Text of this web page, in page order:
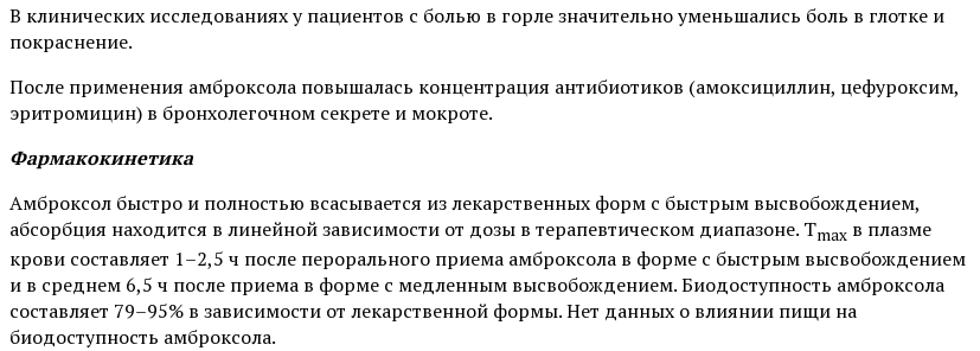
В клинических исследованиях у пациентов с болью в горле значительно уменьшались боль в глотке и
покраснение.
После применения амброксола повышалась концентрация антибиотиков (амоксициллин, цефуроксим,
эритромицин) в бронхолегочном секрете и мокроте.
Фармакокинетика
Амброксол быстро и полностью всасывается из лекарственных форм с быстрым высвобождением,
абсорбция находится в линейной зависимости от дозы в терапевтическом диапазоне. Tmax в плазме
крови составляет 1–2,5 ч после перорального приема амброксола в форме с быстрым высвобождением
и в среднем 6,5 ч после приема в форме с медленным высвобождением. Биодоступность амброксола
составляет 79–95% в зависимости от лекарственной формы. Нет данных о влиянии пищи на
биодоступность амброксола.